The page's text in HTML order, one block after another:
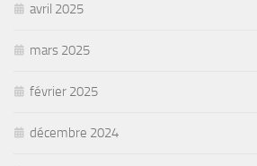
avril 2025
mars 2025
février 2025
décembre 2024